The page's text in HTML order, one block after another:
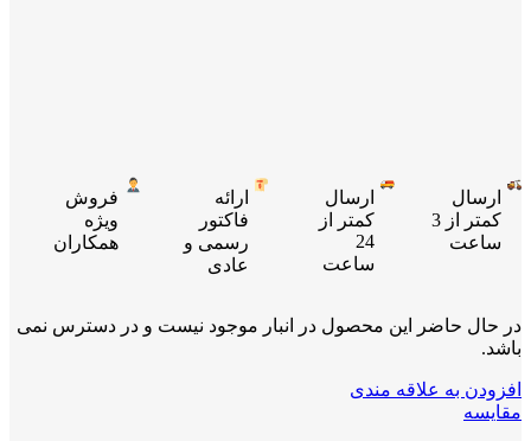
ارسال
کمتر از 3
ساعت
ارسال
کمتر از
24
ساعت
ارائه
فاکتور
رسمی و
عادی
فروش
ویژه
همکاران
در حال حاضر این محصول در انبار موجود نیست و در دسترس نمی
باشد.
افزودن به علاقه مندی
مقایسه